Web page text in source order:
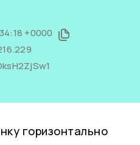
+0000
горизонтально